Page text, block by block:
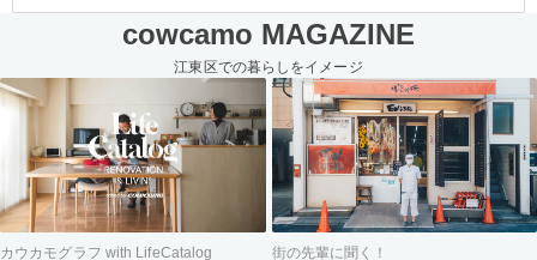
cowcamo MAGAZINE
江東区での暮らしをイメージ
カウカモグラフ with LifeCatalog 街の先輩に聞く！